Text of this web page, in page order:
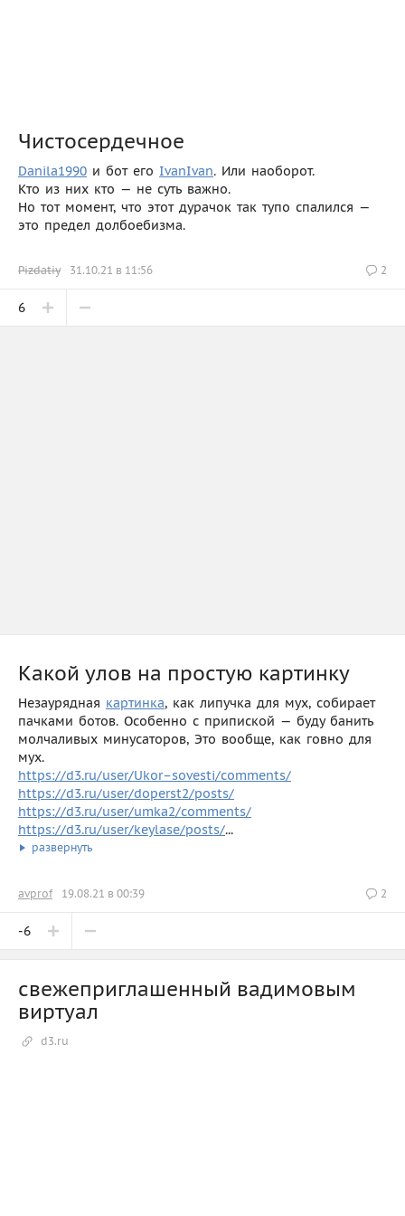
Чистосердечное
Danila1990 и бот его IvanIvan. Или наоборот.
Кто из них кто — не суть важно.
Но тот момент, что этот дурачок так тупо спалился —
это предел долбоебизма.
Pizdatiy 31.10.21 в 11:56 2
6
Какой улов на простую картинку
Незаурядная картинка, как липучка для мух, собирает
пачками ботов. Особенно с припиской — буду банить
молчаливых минусаторов, Это вообще, как говно для
мух.
https://d3.ru/user/Ukor–sovesti/comments/
https://d3.ru/user/doperst2/posts/
https://d3.ru/user/umka2/comments/
https://d3.ru/user/keylase/posts/...
развернуть
avprof 19.08.21 в 00:39 2
-6
свежеприглашенный вадимовым
виртуал
d3.ru